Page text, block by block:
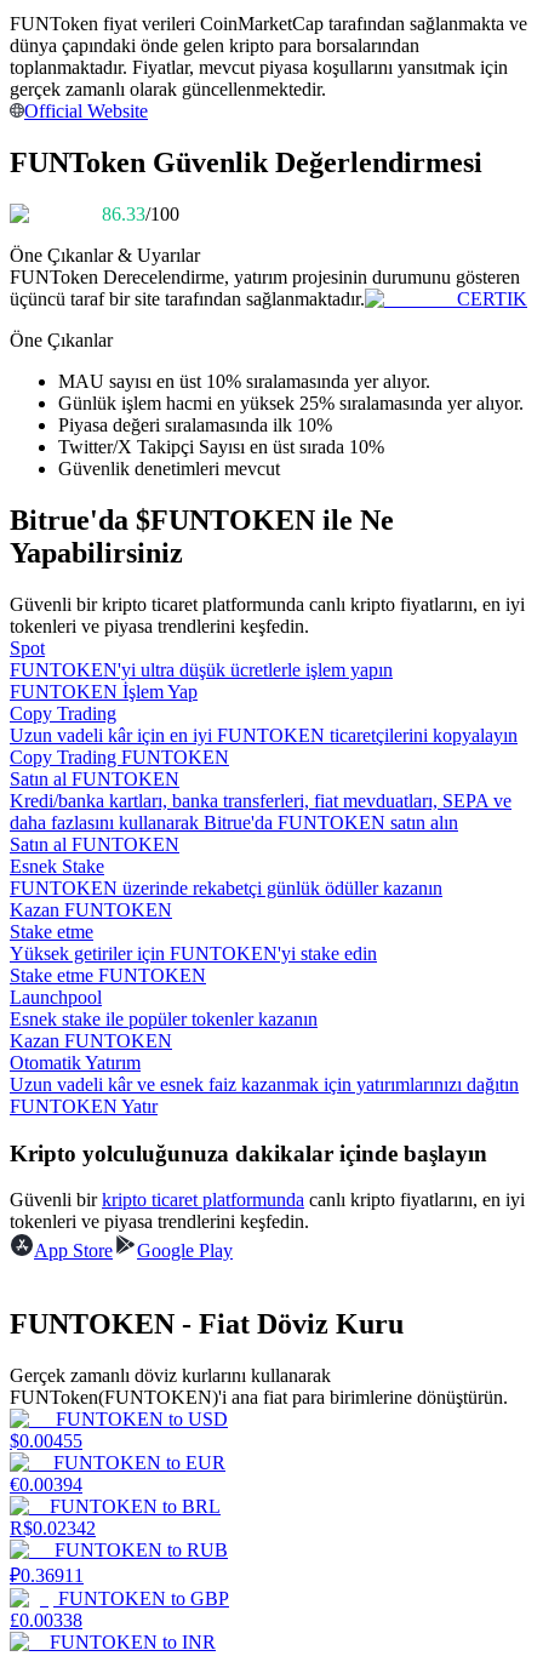
Kâr paylaşımı ve kopya ticaret komisyonlarının tadını çıkarın
Bilgi
Ticaret bilgileri vb. dahil olmak üzere büyük veri analizi.
Rehber
Vadeli İşlemler Başlangıç Kılavuzu
Ticaret stratejileri
Nasıl kârlı kalabileceğinizi öğrenin
Kazan
Günlük rekabetçi ödüller kazanın
Staking
FUNToken fiyat verileri CoinMarketCap tarafından sağlanmakta ve
dünya çapındaki önde gelen kripto para borsalarından
toplanmaktadır. Fiyatlar, mevcut piyasa koşullarını yansıtmak için
gerçek zamanlı olarak güncellenmektedir.
Official Website
FUNToken Güvenlik Değerlendirmesi
86.33/100
Öne Çıkanlar & Uyarılar
FUNToken Derecelendirme, yatırım projesinin durumunu gösteren
üçüncü taraf bir site tarafından sağlanmaktadır.
CERTIK
Öne Çıkanlar
MAU sayısı en üst 10% sıralamasında yer alıyor.
Günlük işlem hacmi en yüksek 25% sıralamasında yer alıyor.
Piyasa değeri sıralamasında ilk 10%
Twitter/X Takipçi Sayısı en üst sırada 10%
Güvenlik denetimleri mevcut
Bitrue'da $FUNTOKEN ile Ne
Yapabilirsiniz
Güvenli bir kripto ticaret platformunda canlı kripto fiyatlarını, en iyi
tokenleri ve piyasa trendlerini keşfedin.
Spot
FUNTOKEN'yi ultra düşük ücretlerle işlem yapın
FUNTOKEN İşlem Yap
Copy Trading
Uzun vadeli kâr için en iyi FUNTOKEN ticaretçilerini kopyalayın
Copy Trading FUNTOKEN
Satın al FUNTOKEN
Kredi/banka kartları, banka transferleri, fiat mevduatları, SEPA ve
daha fazlasını kullanarak Bitrue'da FUNTOKEN satın alın
Satın al FUNTOKEN
Esnek Stake
FUNTOKEN üzerinde rekabetçi günlük ödüller kazanın
Kazan FUNTOKEN
Stake etme
Yüksek getiriler için FUNTOKEN'yi stake edin
Stake etme FUNTOKEN
Launchpool
Esnek stake ile popüler tokenler kazanın
Kazan FUNTOKEN
Otomatik Yatırım
Uzun vadeli kâr ve esnek faiz kazanmak için yatırımlarınızı dağıtın
FUNTOKEN Yatır
Kripto yolculuğunuza dakikalar içinde başlayın
Güvenli birkripto ticaret platformunda canlı kripto fiyatlarını, en iyi
tokenleri ve piyasa trendlerini keşfedin.
App Store
Google Play
FUNTOKEN - Fiat Döviz Kuru
Gerçek zamanlı döviz kurlarını kullanarak
FUNToken(FUNTOKEN)'i ana fiat para birimlerine dönüştürün.
FUNTOKEN to USD
$0.00455
FUNTOKEN to EUR
€0.00394
FUNTOKEN to BRL
R$0.02342
FUNTOKEN to RUB
₽0.36911
FUNTOKEN to GBP
£0.00338
FUNTOKEN to INR